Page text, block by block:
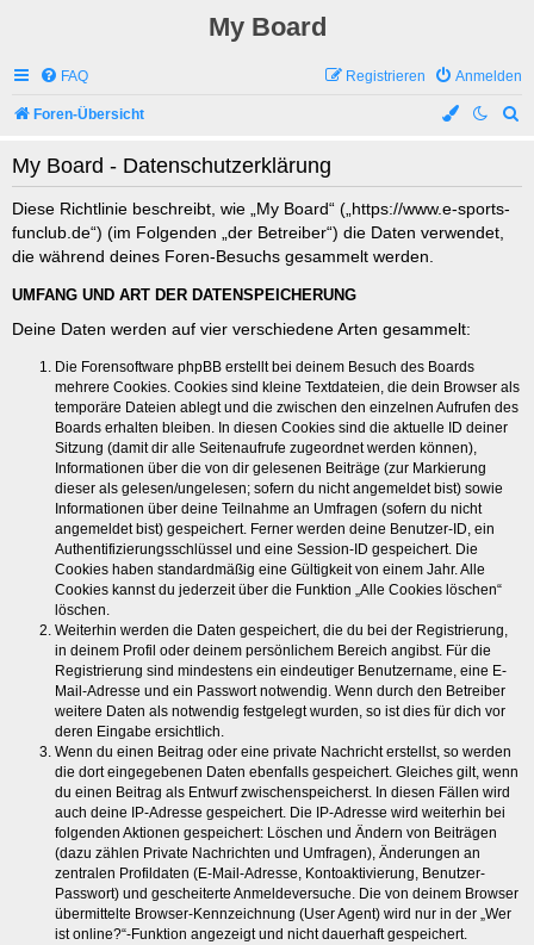
My Board
FAQ Anmelden
Registrieren
Foren-Übersicht
My Board - Datenschutzerklärung
Diese Richtlinie beschreibt, wie „My Board“ („https://www.e-sports-
funclub.de“) (im Folgenden „der Betreiber“) die Daten verwendet,
die während deines Foren-Besuchs gesammelt werden.
UMFANG UND ART DER DATENSPEICHERUNG
Deine Daten werden auf vier verschiedene Arten gesammelt:
Die Forensoftware phpBB erstellt bei deinem Besuch des Boards
mehrere Cookies. Cookies sind kleine Textdateien, die dein Browser als
temporäre Dateien ablegt und die zwischen den einzelnen Aufrufen des
Boards erhalten bleiben. In diesen Cookies sind die aktuelle ID deiner
Sitzung (damit dir alle Seitenaufrufe zugeordnet werden können),
Informationen über die von dir gelesenen Beiträge (zur Markierung
dieser als gelesen/ungelesen; sofern du nicht angemeldet bist) sowie
Informationen über deine Teilnahme an Umfragen (sofern du nicht
angemeldet bist) gespeichert. Ferner werden deine Benutzer-ID, ein
Authentifizierungsschlüssel und eine Session-ID gespeichert. Die
Cookies haben standardmäßig eine Gültigkeit von einem Jahr. Alle
Cookies kannst du jederzeit über die Funktion „Alle Cookies löschen“
löschen.
Weiterhin werden die Daten gespeichert, die du bei der Registrierung,
in deinem Profil oder deinem persönlichem Bereich angibst. Für die
Registrierung sind mindestens ein eindeutiger Benutzername, eine E-
Mail-Adresse und ein Passwort notwendig. Wenn durch den Betreiber
weitere Daten als notwendig festgelegt wurden, so ist dies für dich vor
deren Eingabe ersichtlich.
Wenn du einen Beitrag oder eine private Nachricht erstellst, so werden
die dort eingegebenen Daten ebenfalls gespeichert. Gleiches gilt, wenn
du einen Beitrag als Entwurf zwischenspeicherst. In diesen Fällen wird
auch deine IP-Adresse gespeichert. Die IP-Adresse wird weiterhin bei
folgenden Aktionen gespeichert: Löschen und Ändern von Beiträgen
(dazu zählen Private Nachrichten und Umfragen), Änderungen an
zentralen Profildaten (E-Mail-Adresse, Kontoaktivierung, Benutzer-
Passwort) und gescheiterte Anmeldeversuche. Die von deinem Browser
übermittelte Browser-Kennzeichnung (User Agent) wird nur in der „Wer
ist online?“-Funktion angezeigt und nicht dauerhaft gespeichert.